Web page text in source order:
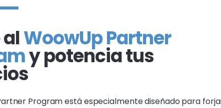
WoowUp Partner
y potencia tus
Program está especialmente diseñado para